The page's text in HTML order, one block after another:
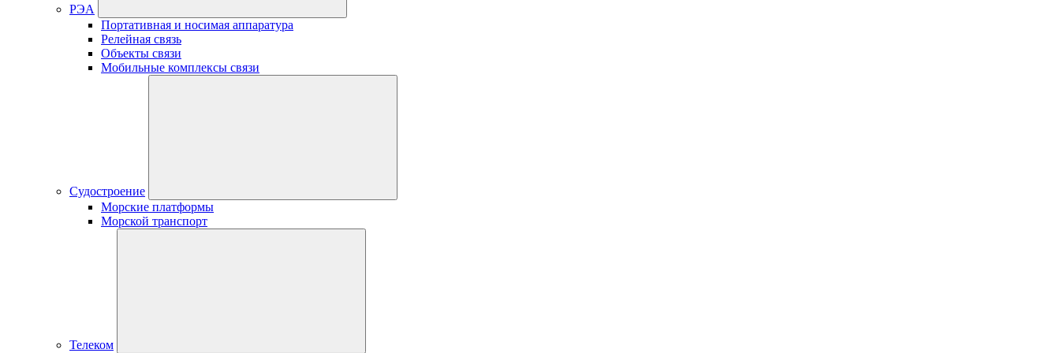
РЭА
Портативная и носимая аппаратура
Релейная связь
Объекты связи
Мобильные комплексы связи
Судостроение
Морские платформы
Морской транспорт
Телеком